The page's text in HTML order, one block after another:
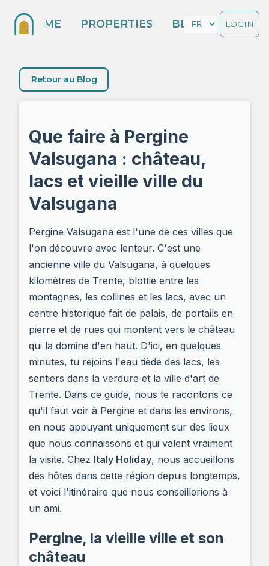
HOME PROPERTIES BLOG LOGIN
Retour au Blog
Que faire à Pergine
Valsugana : château,
lacs et vieille ville du
Valsugana
Pergine Valsugana est l'une de ces villes que
l'on découvre avec lenteur. C'est une
ancienne ville du Valsugana, à quelques
kilomètres de Trente, blottie entre les
montagnes, les collines et les lacs, avec un
centre historique fait de palais, de portails en
pierre et de rues qui montent vers le château
qui la domine d'en haut. D'ici, en quelques
minutes, tu rejoins l'eau tiède des lacs, les
sentiers dans la verdure et la ville d'art de
Trente. Dans ce guide, nous te racontons ce
qu'il faut voir à Pergine et dans les environs,
en nous appuyant uniquement sur des lieux
que nous connaissons et qui valent vraiment
la visite. Chez Italy Holiday, nous accueillons
des hôtes dans cette région depuis longtemps,
et voici l'itinéraire que nous conseillerions à
un ami.
Pergine, la vieille ville et son
château